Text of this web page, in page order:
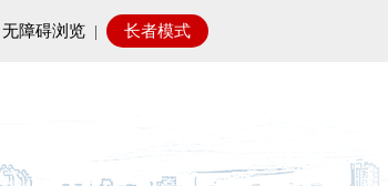
无障碍浏览 | 长者模式